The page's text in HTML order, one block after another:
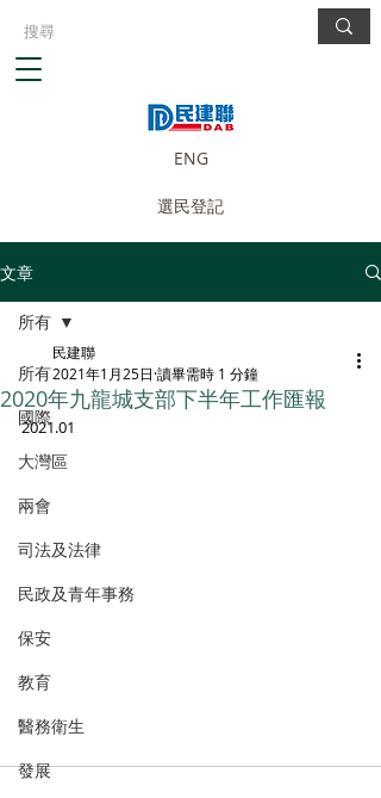
ENG
選民登記
文章
所有
國際
大灣區
兩會
司法及法律
民政及青年事務
保安
教育
醫務衛生
發展
所有
2020年九龍城支部下半年工作匯報
民建聯
2021年1月25日 讀畢需時 1 分鐘
2021.01